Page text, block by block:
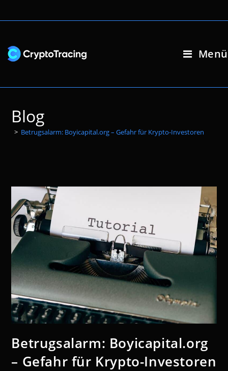
Inhalt
Menü
Blog
> Betrugsalarm: Boyicapital.org – Gefahr für Krypto-Investoren
Betrugsalarm: Boyicapital.org
– Gefahr für Krypto-Investoren